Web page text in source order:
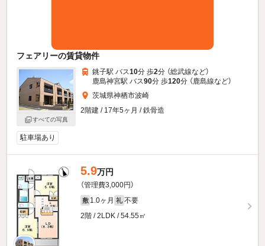
フェアリーの賃貸物件
すべての写真
銚子駅 バス10分 歩2分 （総武線など）
鹿島神宮駅 バス90分 歩120分 （鹿島線など）
茨城県神栖市波崎
2階建 / 17年5ヶ月 / 鉄骨造
駐車場あり
5.9万円
（管理費3,000円）
敷 1.0ヶ月 礼 不要
2階 / 2LDK / 54.55㎡